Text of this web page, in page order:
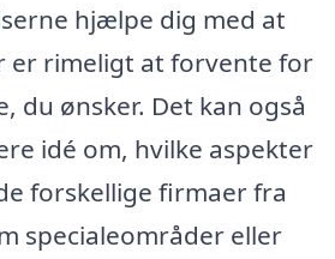
hjælpe dig med at
er rimeligt at forvente for
du ønsker. Det kan også
idé om, hvilke aspekter
forskellige firmaer fra
specialeområder eller